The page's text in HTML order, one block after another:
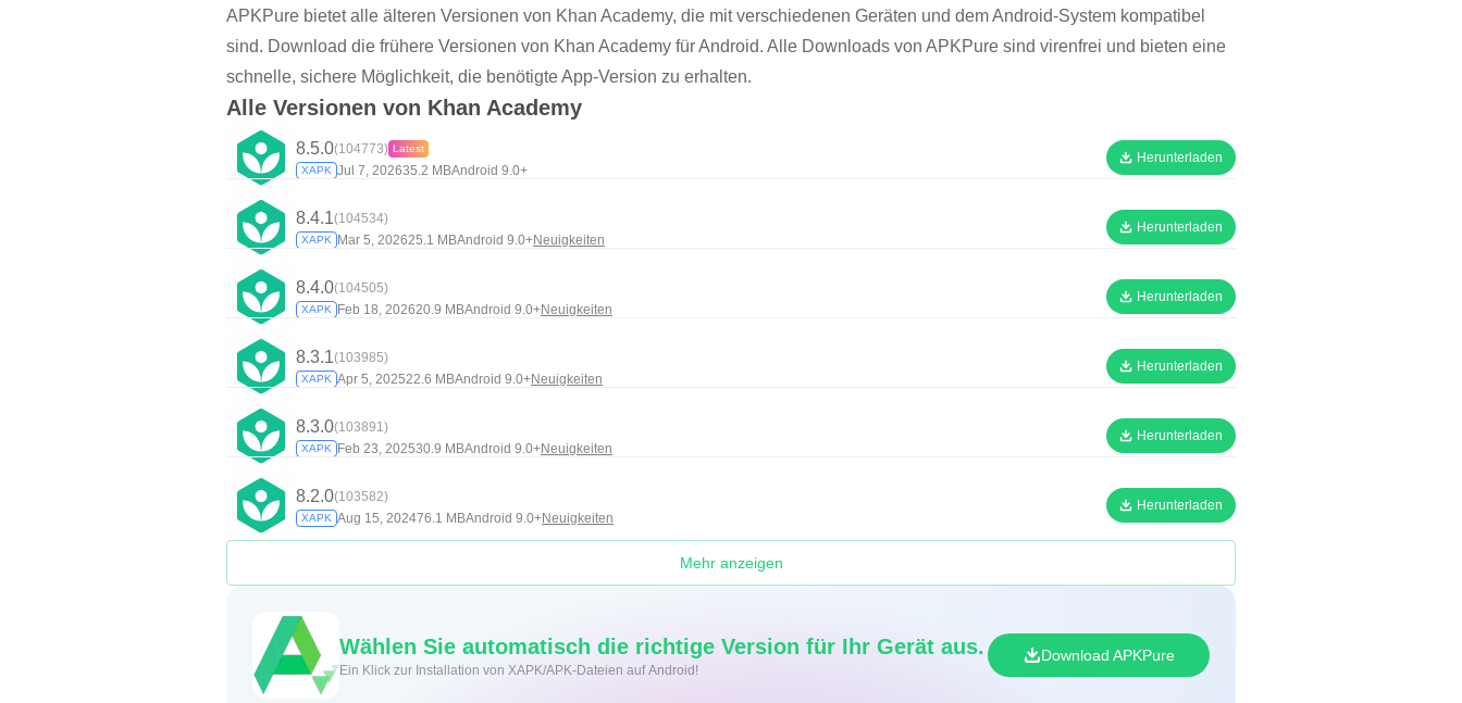
APKPure bietet alle älteren Versionen von Khan Academy, die mit verschiedenen Geräten und dem Android-System kompatibel
sind. Download die frühere Versionen von Khan Academy für Android. Alle Downloads von APKPure sind virenfrei und bieten eine
schnelle, sichere Möglichkeit, die benötigte App-Version zu erhalten.
Alle Versionen von Khan Academy
8.5.0(104773) Latest
XAPK Jul 7, 202635.2 MBAndroid 9.0+
Herunterladen
8.4.1(104534)
XAPK Mar 5, 202625.1 MBAndroid 9.0+Neuigkeiten
Herunterladen
8.4.0(104505)
XAPK Feb 18, 202620.9 MBAndroid 9.0+Neuigkeiten
Herunterladen
8.3.1(103985)
XAPK Apr 5, 202522.6 MBAndroid 9.0+Neuigkeiten
Herunterladen
8.3.0(103891)
XAPK Feb 23, 202530.9 MBAndroid 9.0+Neuigkeiten
Herunterladen
8.2.0(103582)
XAPK Aug 15, 202476.1 MBAndroid 9.0+Neuigkeiten
Herunterladen
Mehr anzeigen
Wählen Sie automatisch die richtige Version für Ihr Gerät aus.
Ein Klick zur Installation von XAPK/APK-Dateien auf Android!
Download APKPure